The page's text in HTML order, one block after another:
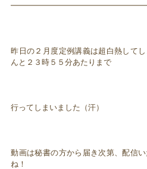
昨日の２月度定例講義は超白熱して
んと２３時５５分あたりまで
行ってしまいました（汗）
動画は秘書の方から届き次第、配信
ね！